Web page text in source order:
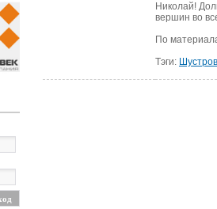
Николай!
вершин во
По
Тэги: Шустров